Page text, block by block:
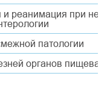
и реанимация при
патологии
органов